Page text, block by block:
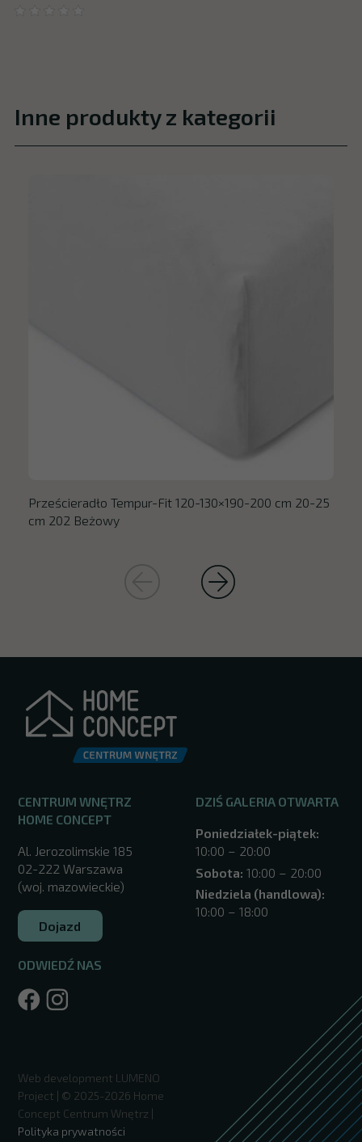
Inne produkty z kategorii
Prześcieradło Tempur-Fit 120-130×190-200 cm 20-25
cm 202 Beżowy
CENTRUM WNĘTRZ
HOME CONCEPT
Al. Jerozolimskie 185
02-222 Warszawa
(woj. mazowieckie)
Dojazd
ODWIEDŹ NAS
DZIŚ GALERIA OTWARTA
Poniedziałek-piątek:
10:00 – 20:00
Sobota: 10:00 – 20:00
Niedziela (handlowa):
10:00 – 18:00
Web development LUMENO
Project | © 2025-2026 Home
Concept Centrum Wnętrz |
Polityka prywatności